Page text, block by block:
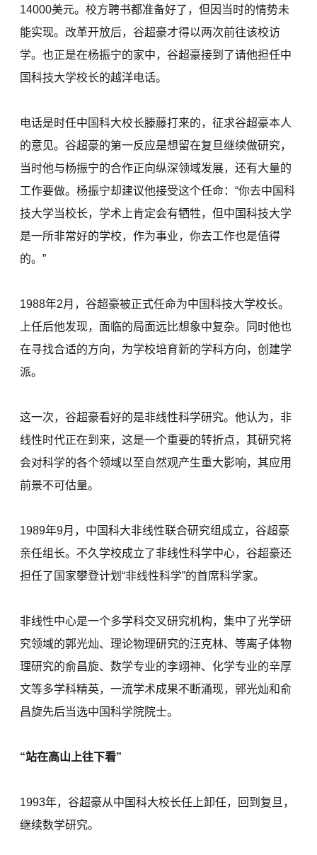
14000美元。校方聘书都准备好了，但因当时的情势未
能实现。改革开放后，谷超豪才得以两次前往该校访
学。也正是在杨振宁的家中，谷超豪接到了请他担任中
国科技大学校长的越洋电话。
电话是时任中国科大校长滕藤打来的，征求谷超豪本人
的意见。谷超豪的第一反应是想留在复旦继续做研究，
当时他与杨振宁的合作正向纵深领域发展，还有大量的
工作要做。杨振宁却建议他接受这个任命：“你去中国科
技大学当校长，学术上肯定会有牺牲，但中国科技大学
是一所非常好的学校，作为事业，你去工作也是值得
的。”
1988年2月，谷超豪被正式任命为中国科技大学校长。
上任后他发现，面临的局面远比想象中复杂。同时他也
在寻找合适的方向，为学校培育新的学科方向，创建学
派。
这一次，谷超豪看好的是非线性科学研究。他认为，非
线性时代正在到来，这是一个重要的转折点，其研究将
会对科学的各个领域以至自然观产生重大影响，其应用
前景不可估量。
1989年9月，中国科大非线性联合研究组成立，谷超豪
亲任组长。不久学校成立了非线性科学中心，谷超豪还
担任了国家攀登计划“非线性科学”的首席科学家。
非线性中心是一个多学科交叉研究机构，集中了光学研
究领域的郭光灿、理论物理研究的汪克林、等离子体物
理研究的俞昌旋、数学专业的李翊神、化学专业的辛厚
文等多学科精英，一流学术成果不断涌现，郭光灿和俞
昌旋先后当选中国科学院院士。
“站在高山上往下看”
1993年，谷超豪从中国科大校长任上卸任，回到复旦，
继续数学研究。